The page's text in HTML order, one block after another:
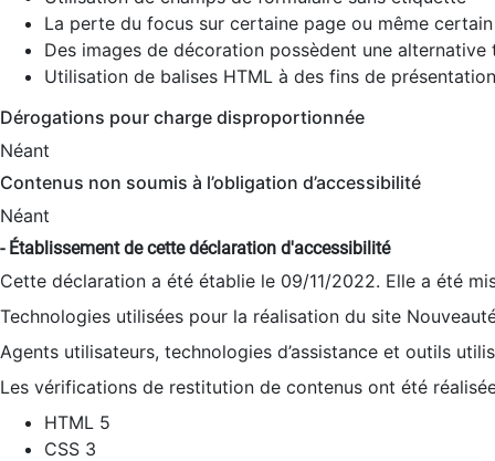
La perte du focus sur certaine page ou même
Des images de décoration possèdent une alternative
Utilisation de balises HTML à des fins de
Dérogations pour charge disproportionnée
Néant
Contenus non soumis à l’obligation d’accessibilité
Néant
- Établissement de cette déclaration d'accessibilité
Cette déclaration a été établie le 09/11/2022. Elle a été
Technologies utilisées pour la réalisation du site
Agents utilisateurs, technologies d’assistance et outils
Les vérifications de restitution de contenus ont été
HTML 5
CSS 3